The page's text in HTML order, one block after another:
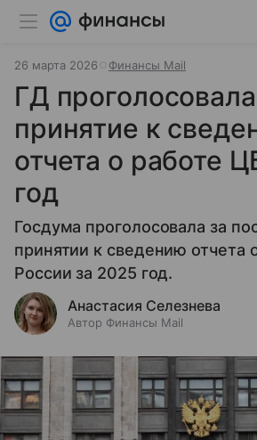
26 марта 2026 Финансы Mail
ГД
принятие к
отчета о работе
год
Госдума проголосовала за
принятии к сведению отчета
России за 2025 год.
Анастасия Селезнева
Автор Финансы Mail